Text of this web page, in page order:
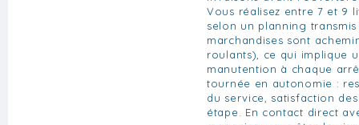
Vous réalisez entre 7 et 9
selon un planning
marchandises sont
roulants), ce qui implique
manutention à chaque
tournée en autonomie :
du service, satisfaction
étape. En contact direct